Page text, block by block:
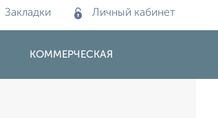
Закладки Личный кабинет
КОММЕРЧЕСКАЯ